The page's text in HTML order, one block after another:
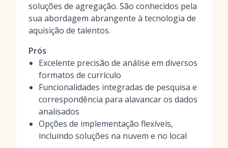
soluções de agregação. São conhecidos pela
sua abordagem abrangente à tecnologia de
aquisição de talentos.
Prós
Excelente precisão de análise em diversos
formatos de currículo
Funcionalidades integradas de pesquisa e
correspondência para alavancar os dados
analisados
Opções de implementação flexíveis,
incluindo soluções na nuvem e no local